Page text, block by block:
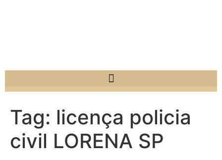
Tag: licença policia
civil LORENA SP